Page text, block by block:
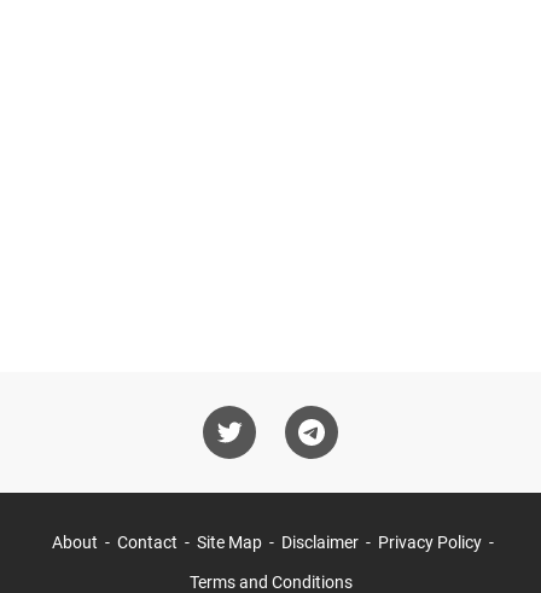
About Contact Site Map Disclaimer Privacy Policy
Terms and Conditions